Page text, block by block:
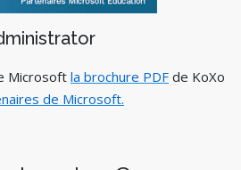
Microsoft la brochure PDF de KoXo
de Microsoft.